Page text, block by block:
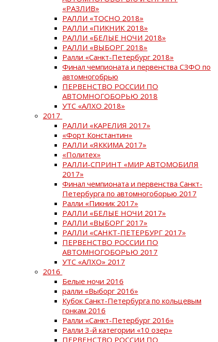
«РАЗЛИВ»
РАЛЛИ «ТОСНО 2018»
РАЛЛИ «ПИКНИК 2018»
РАЛЛИ «БЕЛЫЕ НОЧИ 2018»
РАЛЛИ «ВЫБОРГ 2018»
Ралли «Санкт-Петербург 2018»
Финал чемпионата и первенства СЗФО по
автомногобрью
ПЕРВЕНСТВО РОССИИ ПО
АВТОМНОГОБОРЬЮ 2018
УТС «АЛХО 2018»
2017
РАЛЛИ «КАРЕЛИЯ 2017»
«Форт Константин»
РАЛЛИ «ЯККИМА 2017»
«Политех»
РАЛЛИ-СПРИНТ «МИР АВТОМОБИЛЯ
2017»
Финал чемпионата и первенства Санкт-
Петербурга по автомногоборью 2017
Ралли «Пикник 2017»
РАЛЛИ «БЕЛЫЕ НОЧИ 2017»
РАЛЛИ «ВЫБОРГ 2017»
РАЛЛИ «САНКТ-ПЕТЕРБУРГ 2017»
ПЕРВЕНСТВО РОССИИ ПО
АВТОМНОГОБОРЬЮ 2017
УТС «АЛХО» 2017
2016
Белые ночи 2016
ралли «Выборг 2016»
Кубок Санкт-Петербурга по кольцевым
гонкам 2016
Ралли «Санкт-Петербург 2016»
Ралли 3-й категории «10 озер»
ПЕРВЕНСТВО РОССИИ ПО